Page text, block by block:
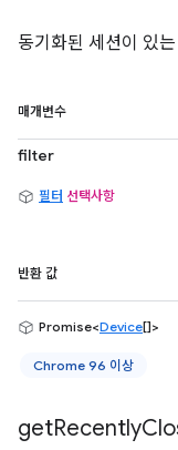
동기화된 세션이 있
매개변수
filter
필터 선택사항
반환 값
Promise<Device[]>
Chrome 96 이상
getRecently